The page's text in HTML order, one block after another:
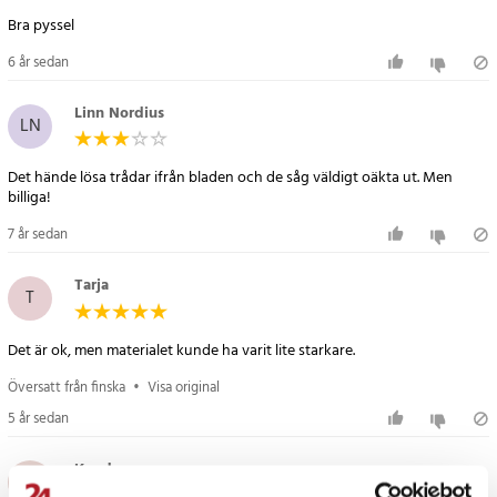
6 år sedan
LN Linn Nordius
Det hände lösa trådar ifrån bladen och de såg väldigt oäkta ut. Men
billiga!
7 år sedan
T Tarja
Det är ok, men materialet kunde ha varit lite starkare.
Översatt från finska • Visa original
5 år sedan
K Kunde